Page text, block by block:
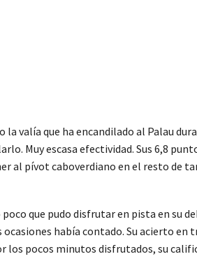
valía que ha encandilado al Palau
Muy escasa efectividad. Sus 6,8
al pívot caboverdiano en el resto de
que pudo disfrutar en pista en su
había contado. Su acierto
los pocos minutos disfrutados, su